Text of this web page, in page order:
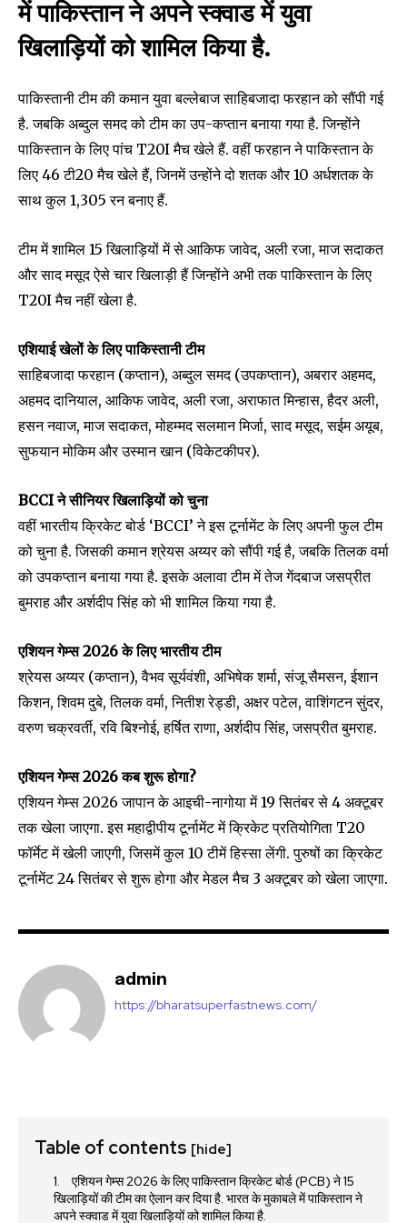
Join our community of
SUBSCRIBERS and be part of the
conversation.
To subscribe, simply enter your email address on our website
safe with us.
32,111
में पाकिस्तान ने अपने स्क्वाड में युवा
खिलाड़ियों को शामिल किया है.
पाकिस्तानी टीम की कमान युवा बल्लेबाज साहिबजादा फरहान को सौंपी गई
है. जबकि अब्दुल समद को टीम का उप-कप्तान बनाया गया है. जिन्होंने
पाकिस्तान के लिए पांच T20I मैच खेले हैं. वहीं फरहान ने पाकिस्तान के
लिए 46 टी20 मैच खेले हैं, जिनमें उन्होंने दो शतक और 10 अर्धशतक के
साथ कुल 1,305 रन बनाए हैं.
टीम में शामिल 15 खिलाड़ियों में से आकिफ जावेद, अली रजा, माज सदाकत
और साद मसूद ऐसे चार खिलाड़ी हैं जिन्होंने अभी तक पाकिस्तान के लिए
T20I मैच नहीं खेला है.
एशियाई खेलों के लिए पाकिस्तानी टीम
साहिबजादा फरहान (कप्तान), अब्दुल समद (उपकप्तान), अबरार अहमद,
अहमद दानियाल, आकिफ जावेद, अली रजा, अराफात मिन्हास, हैदर अली,
हसन नवाज, माज सदाकत, मोहम्मद सलमान मिर्जा, साद मसूद, सईम अयूब,
सुफयान मोकिम और उस्मान खान (विकेटकीपर).
BCCI ने सीनियर खिलाड़ियों को चुना
वहीं भारतीय क्रिकेट बोर्ड ‘BCCI’ ने इस टूर्नामेंट के लिए अपनी फुल टीम
को चुना है. जिसकी कमान श्रेयस अय्यर को सौंपी गई है, जबकि तिलक वर्मा
को उपकप्तान बनाया गया है. इसके अलावा टीम में तेज गेंदबाज जसप्रीत
बुमराह और अर्शदीप सिंह को भी शामिल किया गया है.
एशियन गेम्स 2026 के लिए भारतीय टीम
श्रेयस अय्यर (कप्तान), वैभव सूर्यवंशी, अभिषेक शर्मा, संजू सैमसन, ईशान
किशन, शिवम दुबे, तिलक वर्मा, नितीश रेड्डी, अक्षर पटेल, वाशिंगटन सुंदर,
वरुण चक्रवर्ती, रवि बिश्नोई, हर्षित राणा, अर्शदीप सिंह, जसप्रीत बुमराह.
एशियन गेम्स 2026 कब शुरू होगा?
एशियन गेम्स 2026 जापान के आइची-नागोया में 19 सितंबर से 4 अक्टूबर
तक खेला जाएगा. इस महाद्वीपीय टूर्नामेंट में क्रिकेट प्रतियोगिता T20
फॉर्मेट में खेली जाएगी, जिसमें कुल 10 टीमें हिस्सा लेंगी. पुरुषों का क्रिकेट
टूर्नामेंट 24 सितंबर से शुरू होगा और मेडल मैच 3 अक्टूबर को खेला जाएगा.
admin
https://bharatsuperfastnews.com/
Table of contents [hide]
एशियन गेम्स 2026 के लिए पाकिस्तान क्रिकेट बोर्ड (PCB) ने 15
खिलाड़ियों की टीम का ऐलान कर दिया है. भारत के मुकाबले में पाकिस्तान ने
अपने स्क्वाड में युवा खिलाड़ियों को शामिल किया है.